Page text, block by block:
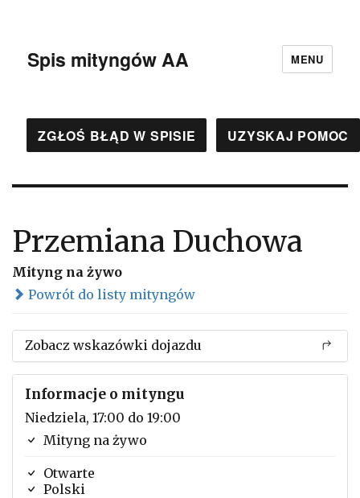
Spis mityngów AA MENU
ZGŁOŚ BŁĄD W SPISIE UZYSKAJ POMOC
Przemiana Duchowa
Mityng na żywo
Powrót do listy mityngów
Zobacz wskazówki dojazdu
Informacje o mityngu
Niedziela, 17:00 do 19:00
Mityng na żywo
Otwarte
Polski